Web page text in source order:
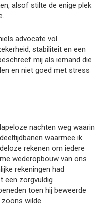
alsof stilte de enige plek
advocate vol
stabiliteit en een
mij als iemand die
en niet goed met stress
nachten weg waarin
waarmee ik
rekenen om iedere
wederopbouw van ons
rekeningen had
een zorgvuldig
toen hij beweerde
wilde.